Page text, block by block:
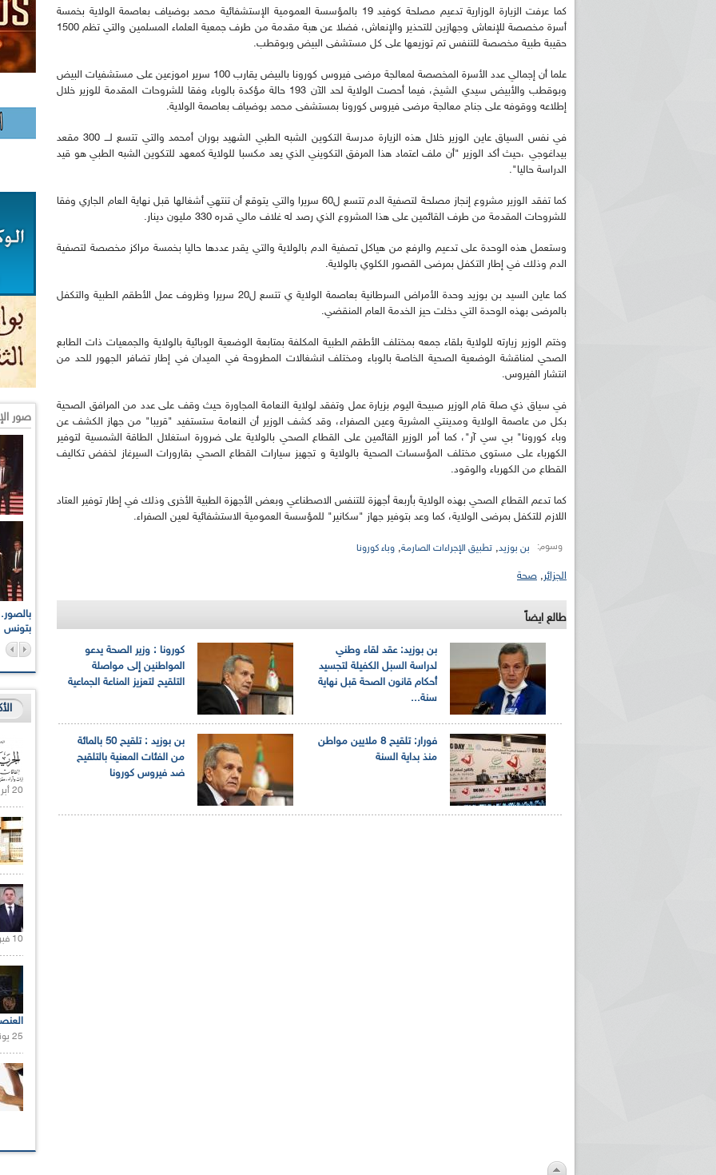
كما عرفت الزيارة الوزارية تدعيم مصلحة كوفيد 19 بالمؤسسة العمومية الإستشفائية محمد بوضياف بعاصمة الولاية بخمسة
أسرة مخصصة للإنعاش وجهازين للتحذير والإنعاش، فضلا عن هبة مقدمة من طرف جمعية العلماء المسلمين والتي تظم 1500
حقيبة طبية مخصصة للتنفس تم توزيعها على كل مستشفى البيض وبوقطب.
علما أن إجمالي عدد الأسرة المخصصة لمعالجة مرضى فيروس كورونا بالبيض يقارب 100 سرير اموزعين على مستشفيات البيض
وبوقطب والأبيض سيدي الشيخ، فيما أحصت الولاية لحد الآن 193 حالة مؤكدة بالوباء وفقا للشروحات المقدمة للوزير خلال
إطلاعه ووقوفه على جناح معالجة مرضى فيروس كورونا بمستشفى محمد بوضياف بعاصمة الولاية.
في نفس السياق عاين الوزير خلال هذه الزيارة مدرسة التكوين الشبه الطبي الشهيد بوران أمحمد والتي تتسع لـــ 300 مقعد
بيداغوجي ،حيث أكد الوزير "أن ملف اعتماد هذا المرفق التكويني الذي يعد مكسبا للولاية كمعهد للتكوين الشبه الطبي هو قيد
الدراسة حاليا".
كما تفقد الوزير مشروع إنجاز مصلحة لتصفية الدم تتسع ل60 سريرا والتي يتوقع أن تنتهي أشغالها قبل نهاية العام الجاري وفقا
للشروحات المقدمة من طرف القائمين على هذا المشروع الذي رصد له غلاف مالي قدره 330 مليون دينار.
وستعمل هذه الوحدة على تدعيم والرفع من هياكل تصفية الدم بالولاية والتي يقدر عددها حاليا بخمسة مراكز مخصصة لتصفية
الدم وذلك في إطار التكفل بمرضى القصور الكلوي بالولاية.
كما عاين السيد بن بوزيد وحدة الأمراض السرطانية بعاصمة الولاية ي تتسع ل20 سريرا وظروف عمل الأطقم الطبية والتكفل
بالمرضى بهذه الوحدة التي دخلت حيز الخدمة العام المنقضي.
وختم الوزير زيارته للولاية بلقاء جمعه بمختلف الأطقم الطبية المكلفة بمتابعة الوضعية الوبائية بالولاية والجمعيات ذات الطابع
الصحي لمناقشة الوضعية الصحية الخاصة بالوباء ومختلف انشغالات المطروحة في الميدان في إطار تضافر الجهور للحد من
انتشار الفيروس.
في سياق ذي صلة قام الوزير صبيحة اليوم بزيارة عمل وتفقد لولاية النعامة المجاورة حيث وقف على عدد من المرافق الصحية
بكل من عاصمة الولاية ومدينتي المشرية وعين الصفراء، وقد كشف الوزير أن النعامة ستستفيد "قريبا" من جهاز الكشف عن
وباء كورونا" بي سي آر"، كما أمر الوزير القائمين على القطاع الصحي بالولاية على ضرورة استغلال الطاقة الشمسية لتوفير
الكهرباء على مستوى مختلف المؤسسات الصحية بالولاية و تجهيز سيارات القطاع الصحي بقارورات السيرغاز لخفض تكاليف
القطاع من الكهرباء والوقود.
كما تدعم القطاع الصحي بهذه الولاية بأربعة أجهزة للتنفس الاصطناعي وبعض الأجهزة الطبية الأخرى وذلك في إطار توفير العتاد
اللازم للتكفل بمرضى الولاية، كما وعد بتوفير جهاز "سكانير" للمؤسسة العمومية الاستشفائية لعين الصفراء.
وسوم: بن بوزيد, تطبيق الإجراءات الصارمة, وباء كورونا
الجزائر, صحة
طالع ايضاً
كورونا : وزير الصحة يدعو
المواطنين إلى مواصلة
التلقيح لتعزيز المناعة الجماعية
بن بوزيد: عقد لقاء وطني
لدراسة السبل الكفيلة لتجسيد
أحكام قانون الصحة قبل نهاية
سنة...
بن بوزيد : تلقيح 50 بالمائة
من الفئات المعنية بالتلقيح
ضد فيروس كورونا
فورار: تلقيح 8 ملايين مواطن
منذ بداية السنة
صور
بتونس
17 أكتوبر 1961
حول مرافقة وتغطية الإنتخابات المحلية لـ27 نوفمبر 2021
الإذاعة الجزائرية للرياضيين البارالمبيين المتوجين
20 أبريل 2021 |
10 فبراير 2021 |
25 يونيو 2021 |